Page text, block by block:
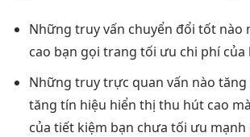
Những truy vấn chuyển đổi tốtnào
cao bạn gọi trang tối ưu chi phícủa
Những truytrực quan vấn nào
tăng tín hiệu hiển thị thu hútcao mà
của tiết kiệm bạn chưa tối ưu mạnh